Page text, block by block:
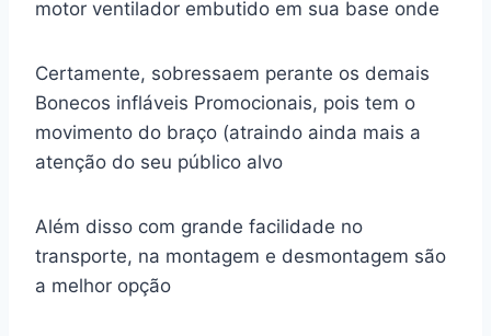
motor ventilador embutido em sua base onde
Certamente, sobressaem perante os demais
Bonecos infláveis Promocionais, pois tem o
movimento do braço (atraindo ainda mais a
atenção do seu público alvo
Além disso com grande facilidade no
transporte, na montagem e desmontagem são
a melhor opção